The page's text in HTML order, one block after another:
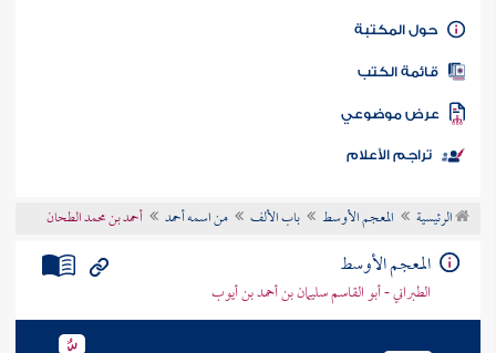
كتاب الأمة
المكتبة
الكتب
موضوعي
تراجم الأعلام
الرئيسية المعجم الأوسط باب الألف من اسمه أحمد أحمد بن محمد الطحان
المعجم الأوسط
الطبراني - أبو القاسم سليمان بن أحمد بن أيوب